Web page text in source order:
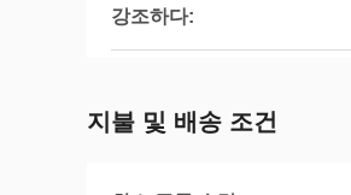
강조하다:
지불 및 배송 조건